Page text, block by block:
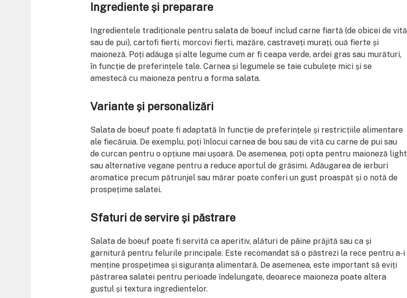
Ingrediente și preparare
Ingredientele tradiționale pentru salata de boeuf includ carne fiartă (de obicei de vită
sau de pui), cartofi fierti, morcovi fierti, mazăre, castraveți murați, ouă fierte și
maioneză. Poți adăuga și alte legume cum ar fi ceapa verde, ardei gras sau murături,
în funcție de preferințele tale. Carnea și legumele se taie cubulețe mici și se
amestecă cu maioneza pentru a forma salata.
Variante și personalizări
Salata de boeuf poate fi adaptată în funcție de preferințele și restricțiile alimentare
ale fiecăruia. De exemplu, poți înlocui carnea de bou sau de vită cu carne de pui sau
de curcan pentru o opțiune mai ușoară. De asemenea, poți opta pentru maioneză light
sau alternative vegane pentru a reduce aportul de grăsimi. Adăugarea de ierburi
aromatice precum pătrunjel sau mărar poate conferi un gust proaspăt și o notă de
prospețime salatei.
Sfaturi de servire și păstrare
Salata de boeuf poate fi servită ca aperitiv, alături de pâine prăjită sau ca și
garnitură pentru felurile principale. Este recomandat să o păstrezi la rece pentru a-i
menține prospețimea și siguranța alimentară. De asemenea, este important să eviți
păstrarea salatei pentru perioade îndelungate, deoarece maioneza poate altera
gustul și textura ingredientelor.